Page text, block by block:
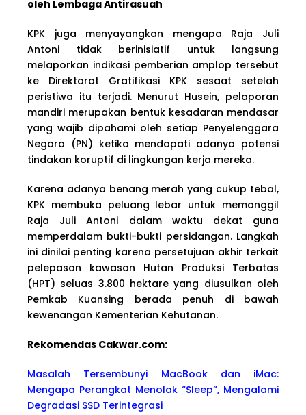
oleh Lembaga Antirasuah
KPK juga menyayangkan mengapa Raja Juli
Antoni tidak berinisiatif untuk langsung
melaporkan indikasi pemberian amplop tersebut
ke Direktorat Gratifikasi KPK sesaat setelah
peristiwa itu terjadi. Menurut Husein, pelaporan
mandiri merupakan bentuk kesadaran mendasar
yang wajib dipahami oleh setiap Penyelenggara
Negara (PN) ketika mendapati adanya potensi
tindakan koruptif di lingkungan kerja mereka.
Karena adanya benang merah yang cukup tebal,
KPK membuka peluang lebar untuk memanggil
Raja Juli Antoni dalam waktu dekat guna
memperdalam bukti-bukti persidangan. Langkah
ini dinilai penting karena persetujuan akhir terkait
pelepasan kawasan Hutan Produksi Terbatas
(HPT) seluas 3.800 hektare yang diusulkan oleh
Pemkab Kuansing berada penuh di bawah
kewenangan Kementerian Kehutanan.
Rekomendas Cakwar.com:
Masalah Tersembunyi MacBook dan iMac:
Mengapa Perangkat Menolak “Sleep”, Mengalami
Degradasi SSD Terintegrasi